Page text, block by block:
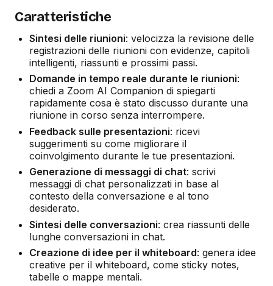
Caratteristiche
Sintesi delle riunioni: velocizza la revisione delle
registrazioni delle riunioni con evidenze, capitoli
intelligenti, riassunti e prossimi passi.
Domande in tempo reale durante le riunioni:
chiedi a Zoom AI Companion di spiegarti
rapidamente cosa è stato discusso durante una
riunione in corso senza interrompere.
Feedback sulle presentazioni: ricevi
suggerimenti su come migliorare il
coinvolgimento durante le tue presentazioni.
Generazione di messaggi di chat: scrivi
messaggi di chat personalizzati in base al
contesto della conversazione e al tono
desiderato.
Sintesi delle conversazioni: crea riassunti delle
lunghe conversazioni in chat.
Creazione di idee per il whiteboard: genera idee
creative per il whiteboard, come sticky notes,
tabelle o mappe mentali.